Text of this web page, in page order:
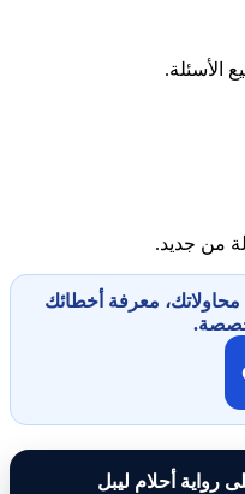
الأسئلة.
من جديد.
معرفة أخطائك
رواية أحلام ليبل